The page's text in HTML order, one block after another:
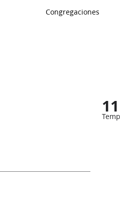
Congregaciones
11